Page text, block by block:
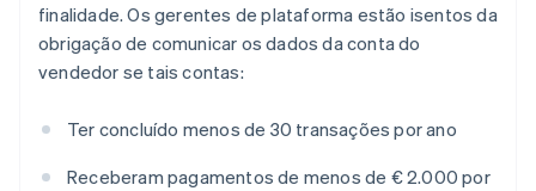
finalidade. Os gerentes de plataforma estão isentos da
obrigação de comunicar os dados da conta do
vendedor se tais contas:
Ter concluído menos de 30 transações por ano
Receberam pagamentos de menos de € 2.000 por